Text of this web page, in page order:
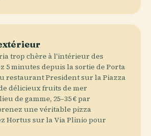
trop chère à l'intérieur des
5 minutes depuis la sortie de Porta
restaurant President sur la Piazza
délicieux fruits de mer
de gamme, 25–35 € par
une véritable pizza
Hortus sur la Via Plinio pour